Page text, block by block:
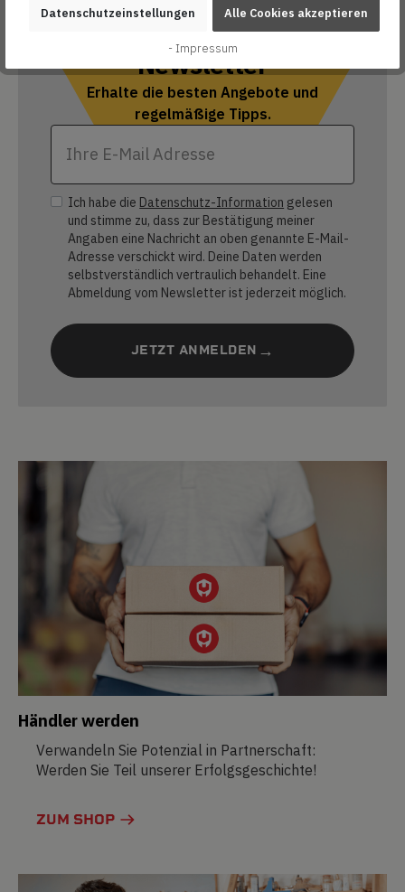
Abonniere unseren
Newsletter
Erhalte die besten Angebote und
regelmäßige Tipps.
Ich habe die Datenschutz-Information gelesen
und stimme zu, dass zur Bestätigung meiner
Angaben eine Nachricht an oben genannte E-Mail-
Adresse verschickt wird. Deine Daten werden
selbstverständlich vertraulich behandelt. Eine
Abmeldung vom Newsletter ist jederzeit möglich.
JETZT ANMELDEN
Händler werden
Verwandeln Sie Potenzial in Partnerschaft:
Werden Sie Teil unserer Erfolgsgeschichte!
ZUM SHOP
Datenschutzeinstellungen Alle Cookies akzeptieren
- Impressum